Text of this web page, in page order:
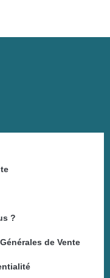
?
de Vente